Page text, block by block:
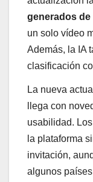
generados
un solo vídeo
Además, la IA
clasificación
La nueva
llega con
usabilidad.
la plataforma
invitación,
algunos